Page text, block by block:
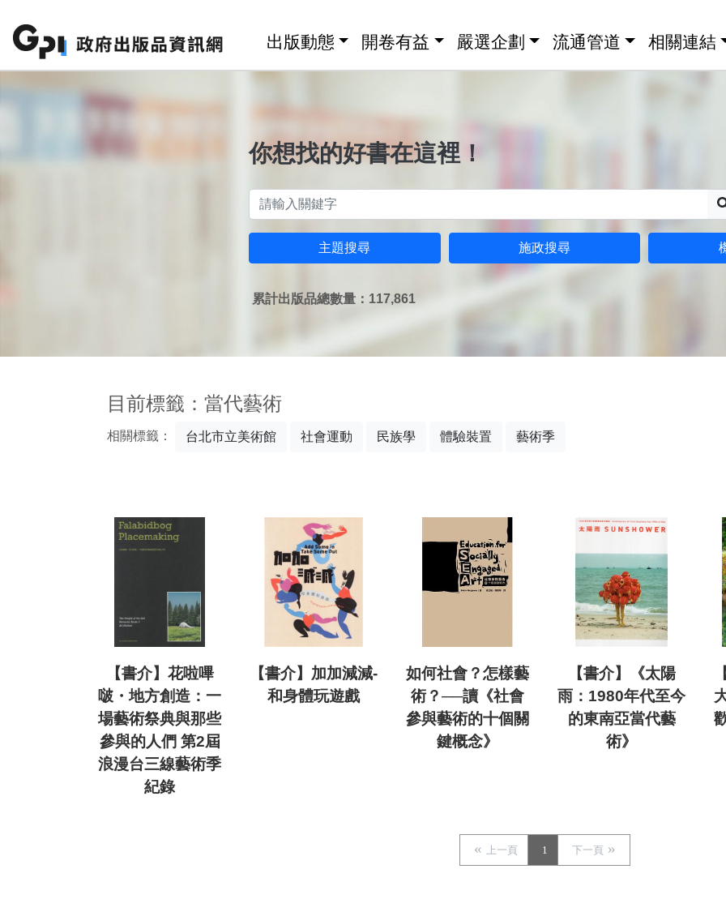
出版動態 開卷有益 嚴選企劃 流通管道 相關連結
你想找的好書在這裡！
主題搜尋 施政搜尋
累計出版品總數量：117,861
目前標籤：當代藝術
相關標籤： 台北市立美術館 社會運動 民族學 體驗裝置 藝術季
【書介】花啦嗶
啵・地方創造：一
場藝術祭典與那些
參與的人們 第2屆
浪漫台三線藝術季
紀錄
【書介】加加減減-
和身體玩遊戲
如何社會？怎樣藝
術？──讀《社會
參與藝術的十個關
鍵概念》
【書介】《太陽
雨：1980年代至今
的東南亞當代藝
術》
上一頁 1 下一頁